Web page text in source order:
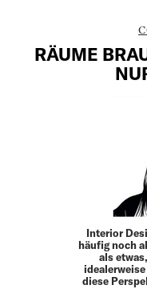
RÄUME
Interior
häufig noch
als
diese